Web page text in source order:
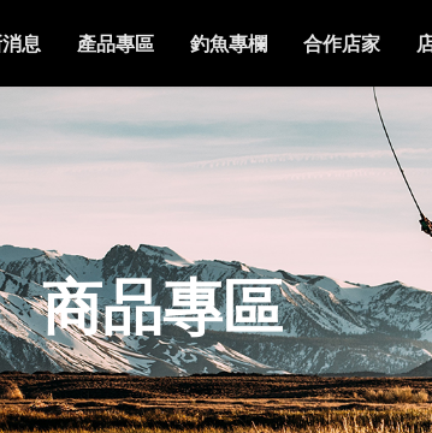
息 產品專區 釣魚專欄 合作店家
商品專區